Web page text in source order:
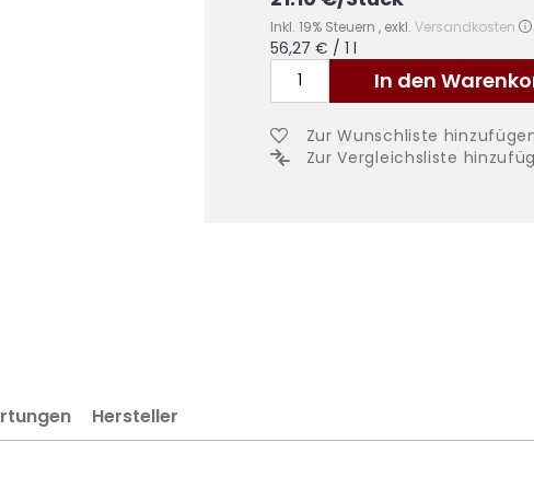
Inkl. 19% Steuern , exkl. Versandkosten
56,27 € / 1 l
In den
Zur Wunschliste
Zur Vergleichsliste
Hersteller